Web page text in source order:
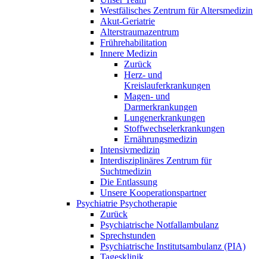
Westfälisches Zentrum für Altersmedizin
Akut-Geriatrie
Alterstraumazentrum
Frührehabilitation
Innere Medizin
Zurück
Herz- und
Kreislauferkrankungen
Magen- und
Darmerkrankungen
Lungenerkrankungen
Stoffwechselerkrankungen
Ernährungsmedizin
Intensivmedizin
Interdisziplinäres Zentrum für
Suchtmedizin
Die Entlassung
Unsere Kooperationspartner
Psychiatrie Psychotherapie
Zurück
Psychiatrische Notfallambulanz
Sprechstunden
Psychiatrische Institutsambulanz (PIA)
Tagesklinik